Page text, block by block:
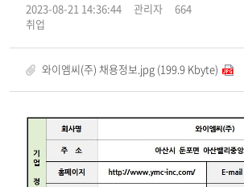
2023-08-21 14:36:44 관리자
664
취업
와이엠씨(주) 채용정보.jpg (199.9 Kbyte)